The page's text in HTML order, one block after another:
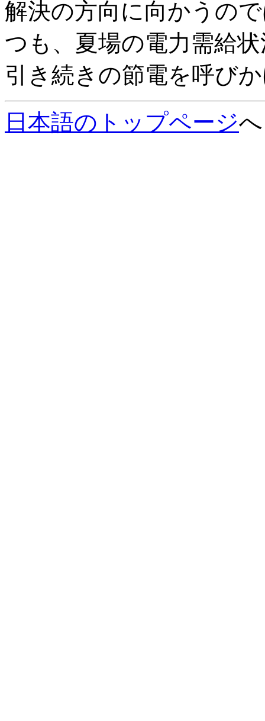
解決の方向に向かうの
つも、夏場の電力需給
引き続きの節電を呼び
日本語のトップページへ